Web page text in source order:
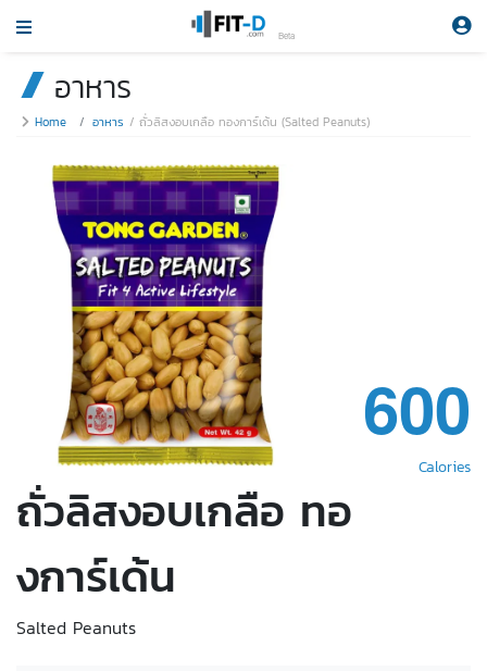
Beta
อาหาร
Home อาหาร ถั่วลิสงอบเกลือ ทองการ์เด้น (Salted Peanuts)
600
Calories
ถั่วลิสงอบเกลือ ทอ
งการ์เด้น
Salted Peanuts